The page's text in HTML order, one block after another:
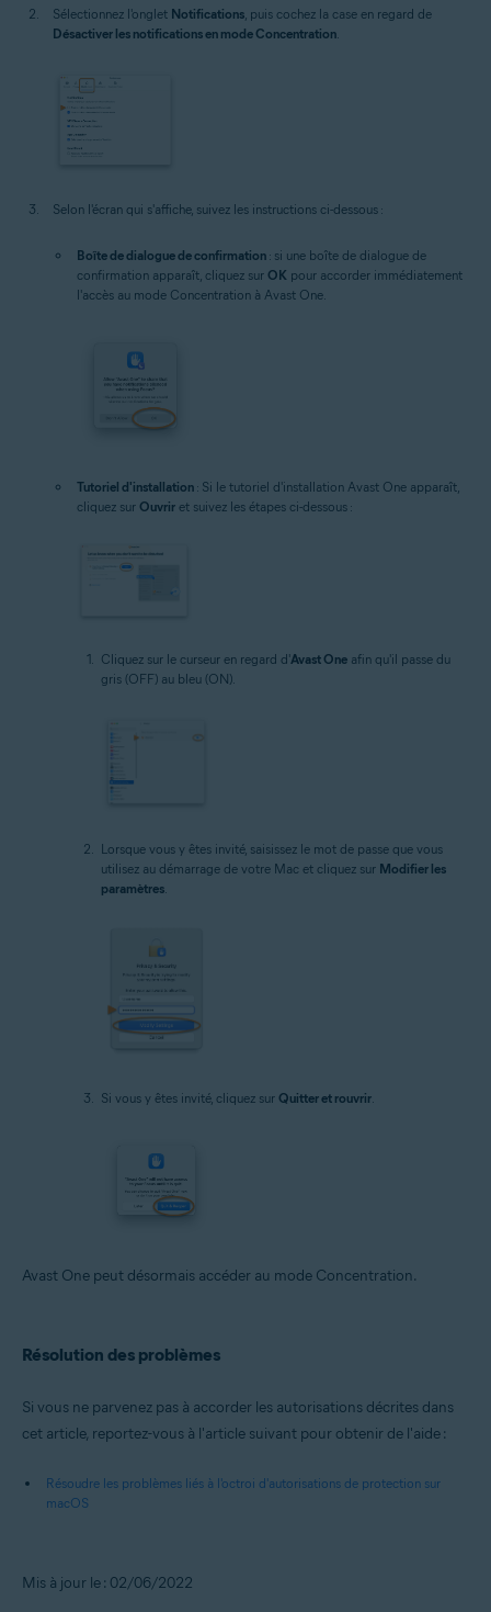
Sélectionnez l'onglet Notifications , puis cochez la case en regard de
Désactiver les notifications en mode Concentration
Selon l'écran qui s'affiche, suivez les instructions ci-dessous :
Boîte de dialogue de confirmation : si une boîte de dialogue de
confirmation apparaît, cliquez sur OK pour accorder immédiatement
l'accès au mode Concentration à Avast One.
Tutoriel d'installation : Si le tutoriel d'installation Avast One apparaît,
cliquez sur Ouvrir et suivez les étapes ci-dessous :
Cliquez sur le curseur en regard d'Avast One afin qu'il passe du
gris (OFF) au bleu (ON).
Lorsque vous y êtes invité, saisissez le mot de passe que vous
utilisez au démarrage de votre Mac et cliquez sur Modifier les
paramètres.
Si vous y êtes invité, cliquez sur Quitter et rouvrir
Avast One peut désormais accéder au mode Concentration.
Résolution des problèmes
Si vous ne parvenez pas à accorder les autorisations décrites dans
cet article, reportez-vous à l'article suivant pour obtenir de l'aide :
Résoudre les problèmes liés à l'octroi d'autorisations de protection sur
macOS
Mis à jour le : 02/06/2022